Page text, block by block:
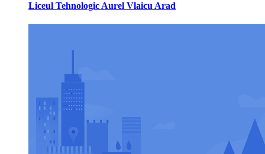
Liceul Tehnologic Aurel Vlaicu Arad